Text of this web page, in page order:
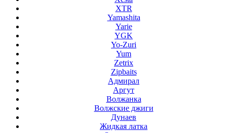
XTR
Yamashita
Yarie
YGK
Yo-Zuri
Yum
Zetrix
Zipbaits
Адмирал
Аргут
Волжанка
Волжские джиги
Дунаев
Жидкая латка